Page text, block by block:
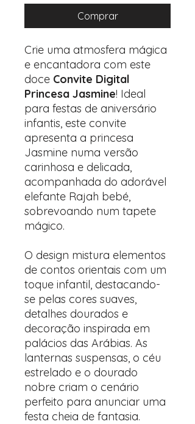
Comprar
Crie uma atmosfera mágica
e encantadora com este
doce Convite Digital
Princesa Jasmine! Ideal
para festas de aniversário
infantis, este convite
apresenta a princesa
Jasmine numa versão
carinhosa e delicada,
acompanhada do adorável
elefante Rajah bebé,
sobrevoando num tapete
mágico.
O design mistura elementos
de contos orientais com um
toque infantil, destacando-
se pelas cores suaves,
detalhes dourados e
decoração inspirada em
palácios das Arábias. As
lanternas suspensas, o céu
estrelado e o dourado
nobre criam o cenário
perfeito para anunciar uma
festa cheia de fantasia.